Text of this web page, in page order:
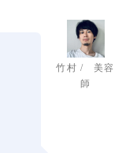
竹村 / 美容
師